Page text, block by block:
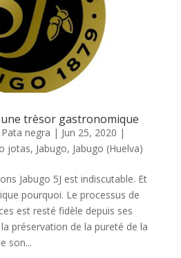
une trèsor gastronomique
negra | Jun 25, 2020 |
jotas, Jabugo, Jabugo (Huelva)
Jabugo 5J est indiscutable. Et
pourquoi. Le processus de
est resté fidèle depuis ses
préservation de la pureté de la
son...